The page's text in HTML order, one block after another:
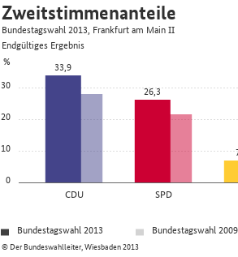
0
10
20
30
%
CDU SPD
33,9
26,3
© Der Bundeswahlleiter, Wiesbaden 2013
Zweitstimmenanteile
Bundestagswahl 2013, Frankfurt am Main II
Endgültiges Ergebnis
Bundestagswahl 2013
Bundestagswahl 2009